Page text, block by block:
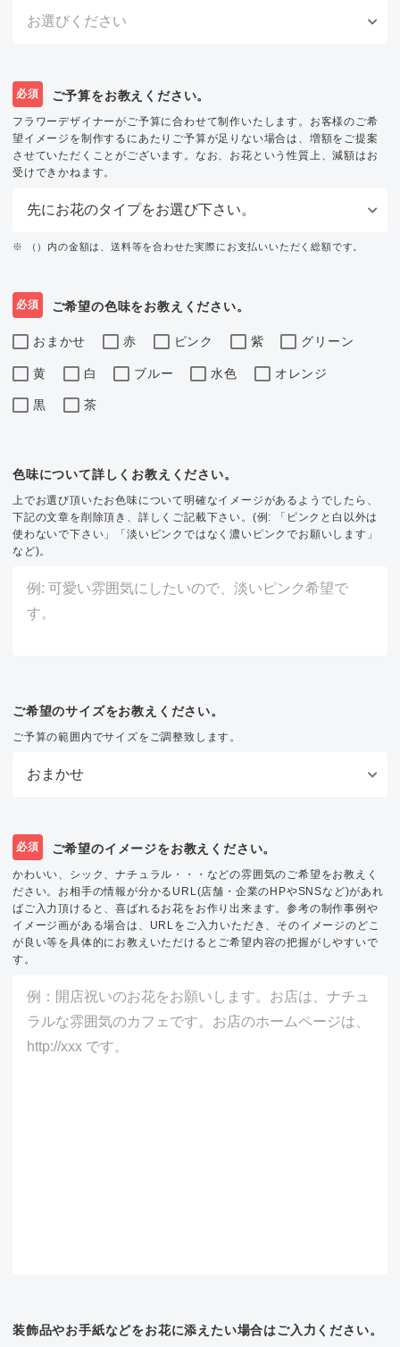
必須 ご予算をお教えください。
フラワーデザイナーがご予算に合わせて制作いたします。お客様のご希
望イメージを制作するにあたりご予算が足りない場合は、増額をご提案
させていただくことがございます。なお、お花という性質上、減額はお
受けできかねます。
※ （）内の金額は、送料等を合わせた実際にお支払いいただく総額です。
必須 ご希望の色味をお教えください。
おまかせ 赤 ピンク 紫 グリーン
黄 白 ブルー 水色 オレンジ
黒 茶
色味について詳しくお教えください。
上でお選び頂いたお色味について明確なイメージがあるようでしたら、
下記の文章を削除頂き、詳しくご記載下さい。(例: 「ピンクと白以外は
使わないで下さい」「淡いピンクではなく濃いピンクでお願いします」
など)。
ご希望のサイズをお教えください。
ご予算の範囲内でサイズをご調整致します。
必須 ご希望のイメージをお教えください。
かわいい、シック、ナチュラル・・・などの雰囲気のご希望をお教えく
ださい。お相手の情報が分かるURL(店舗・企業のHPやSNSなど)があれ
ばご入力頂けると、喜ばれるお花をお作り出来ます。参考の制作事例や
イメージ画がある場合は、URLをご入力いただき、そのイメージのどこ
が良い等を具体的にお教えいただけるとご希望内容の把握がしやすいで
す。
装飾品やお手紙などをお花に添えたい場合はご入力ください。